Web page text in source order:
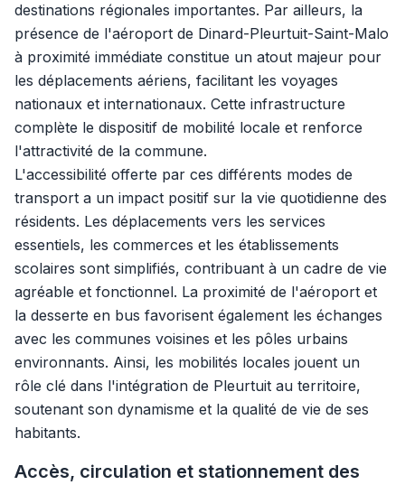
destinations régionales importantes. Par ailleurs, la
présence de l'aéroport de Dinard-Pleurtuit-Saint-Malo
à proximité immédiate constitue un atout majeur pour
les déplacements aériens, facilitant les voyages
nationaux et internationaux. Cette infrastructure
complète le dispositif de mobilité locale et renforce
l'attractivité de la commune.
L'accessibilité offerte par ces différents modes de
transport a un impact positif sur la vie quotidienne des
résidents. Les déplacements vers les services
essentiels, les commerces et les établissements
scolaires sont simplifiés, contribuant à un cadre de vie
agréable et fonctionnel. La proximité de l'aéroport et
la desserte en bus favorisent également les échanges
avec les communes voisines et les pôles urbains
environnants. Ainsi, les mobilités locales jouent un
rôle clé dans l'intégration de Pleurtuit au territoire,
soutenant son dynamisme et la qualité de vie de ses
habitants.
Accès, circulation et stationnement des